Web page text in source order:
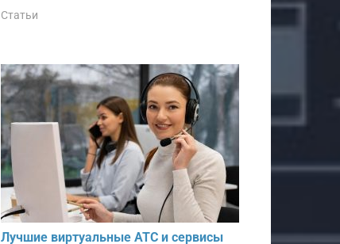
Статьи
Лучшие виртуальные АТС и сервисы